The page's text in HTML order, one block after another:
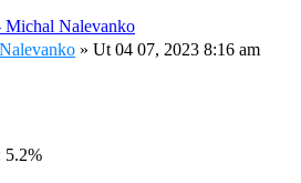
Nalevanko
» Ut 04 07, 2023 8:16 am
5.2%